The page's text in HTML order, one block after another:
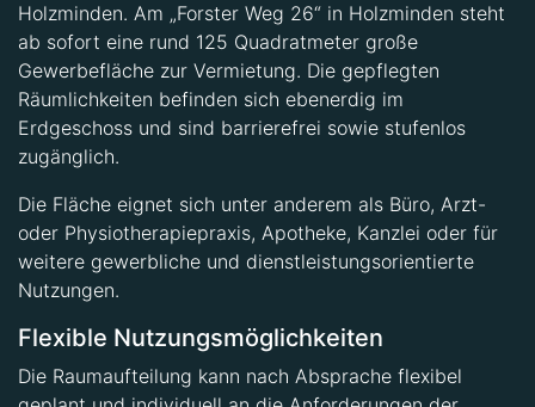
Holzminden. Am „Forster Weg 26“ in Holzminden steht
ab sofort eine rund 125 Quadratmeter große
Gewerbefläche zur Vermietung. Die gepflegten
Räumlichkeiten befinden sich ebenerdig im
Erdgeschoss und sind barrierefrei sowie stufenlos
zugänglich.
Die Fläche eignet sich unter anderem als Büro, Arzt-
oder Physiotherapiepraxis, Apotheke, Kanzlei oder für
weitere gewerbliche und dienstleistungsorientierte
Nutzungen.
Flexible Nutzungsmöglichkeiten
Die Raumaufteilung kann nach Absprache flexibel